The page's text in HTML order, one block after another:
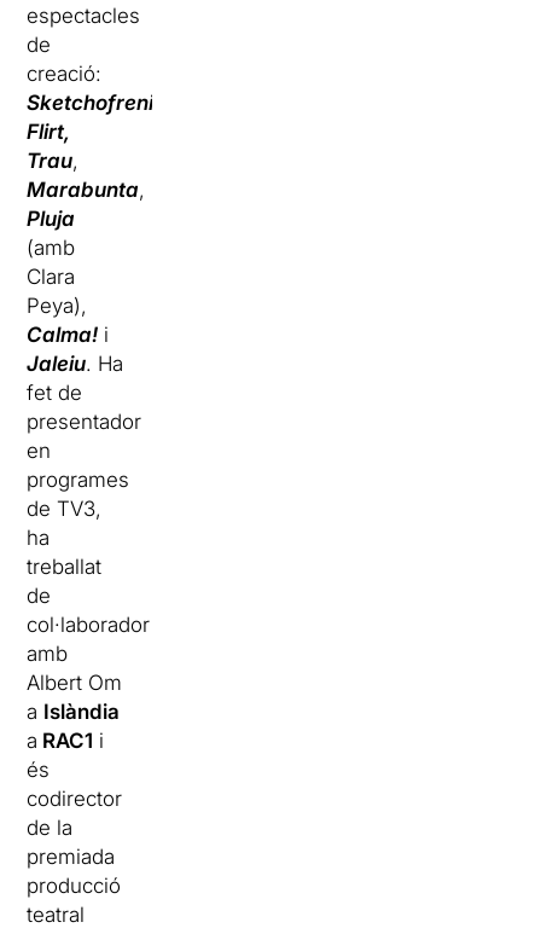
espectacles
de
creació:
Sketchofrenia
Flirt,
Trau,
Marabunta,
Pluja
(amb
Clara
Peya),
Calma! i
Jaleiu. Ha
fet de
presentador
en
programes
de TV3,
ha
treballat
de
col·laborador
amb
Albert Om
a Islàndia
a RAC1 i
és
codirector
de la
premiada
producció
teatral